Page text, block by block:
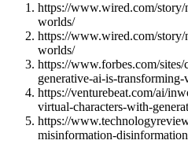
https://www.wired.com/story/
worlds/
https://www.wired.com/story/
worlds/
https://www.forbes.com/
generative-ai-is-
https://venturebeat.com/ai/
virtual-characters-with-
https://
misinformation-